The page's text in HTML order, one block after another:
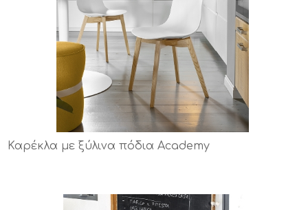
Καρέκλα με ξύλινα πόδια Academy